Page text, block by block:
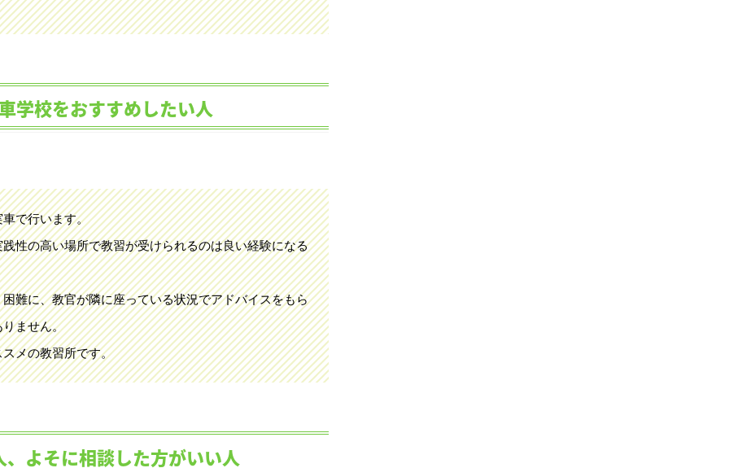
学校をおすすめしたい人
で行います。
性の高い場所で教習が受けられるのは良い経験になる
難に、教官が隣に座っている状況でアドバイスをもら
ません。
メの教習所です。
よそに相談した方がいい人